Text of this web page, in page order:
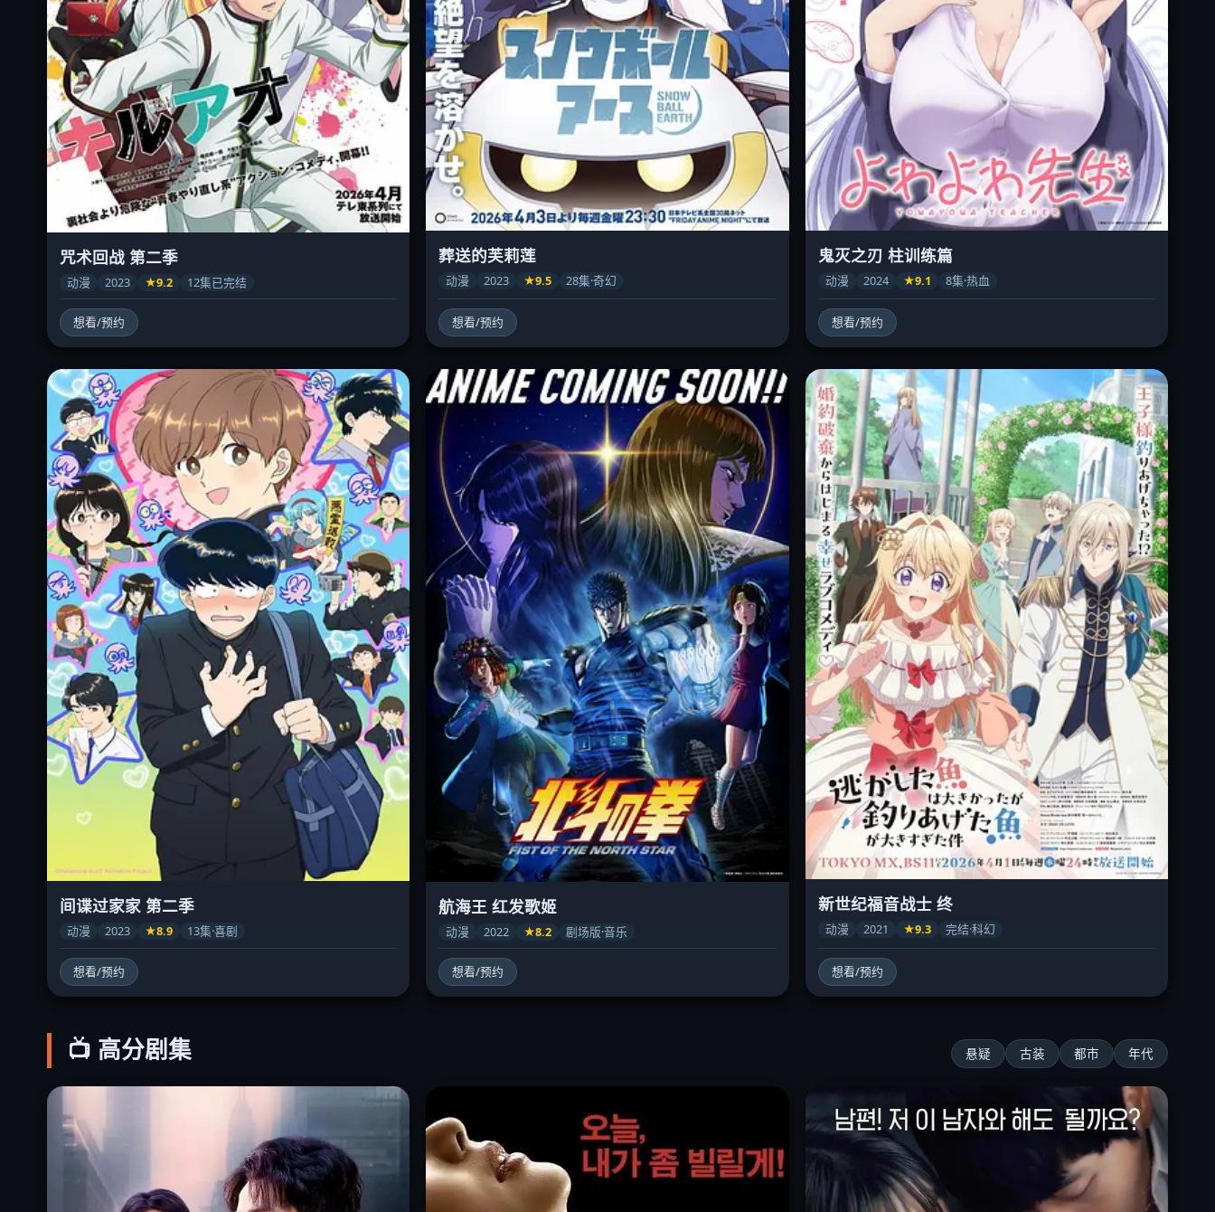
咒术回战 第二季
动漫 2023 ★9.2 12集已完结
想看/预约
葬送的芙莉莲
动漫 2023 ★9.5 28集·奇幻
想看/预约
鬼灭之刃 柱训练篇
动漫 2024 ★9.1 8集·热血
想看/预约
间谍过家家 第二季
动漫 2023 ★8.9 13集·喜剧
想看/预约
航海王 红发歌姬
动漫 2022 ★8.2 剧场版·音乐
想看/预约
新世纪福音战士 终
动漫 2021 ★9.3 完结·科幻
想看/预约
📺 高分剧集 悬疑 古装 都市 年代